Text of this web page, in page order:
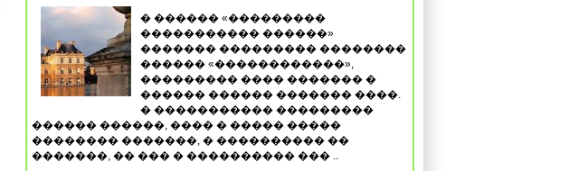
� ������ «���������
����������� ������»
������� ��������� ��������
������ «������������»,
��������� ���� ������� �
������ ������ ������� ����.
� ����������� ���������
������ ������, ���� � ����� �����
�������� �������, � ���������� ��
�������, �� ��� � ���������� ��� ..